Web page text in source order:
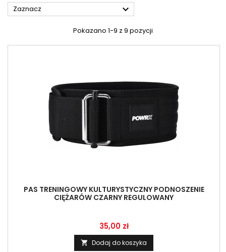
Zaznacz 
Pokazano 1-9 z 9 pozycji
PAS TRENINGOWY KULTURYSTYCZNY PODNOSZENIE
CIĘŻARÓW CZARNY REGULOWANY
Cena
35,00 zł
 Dodaj do koszyka